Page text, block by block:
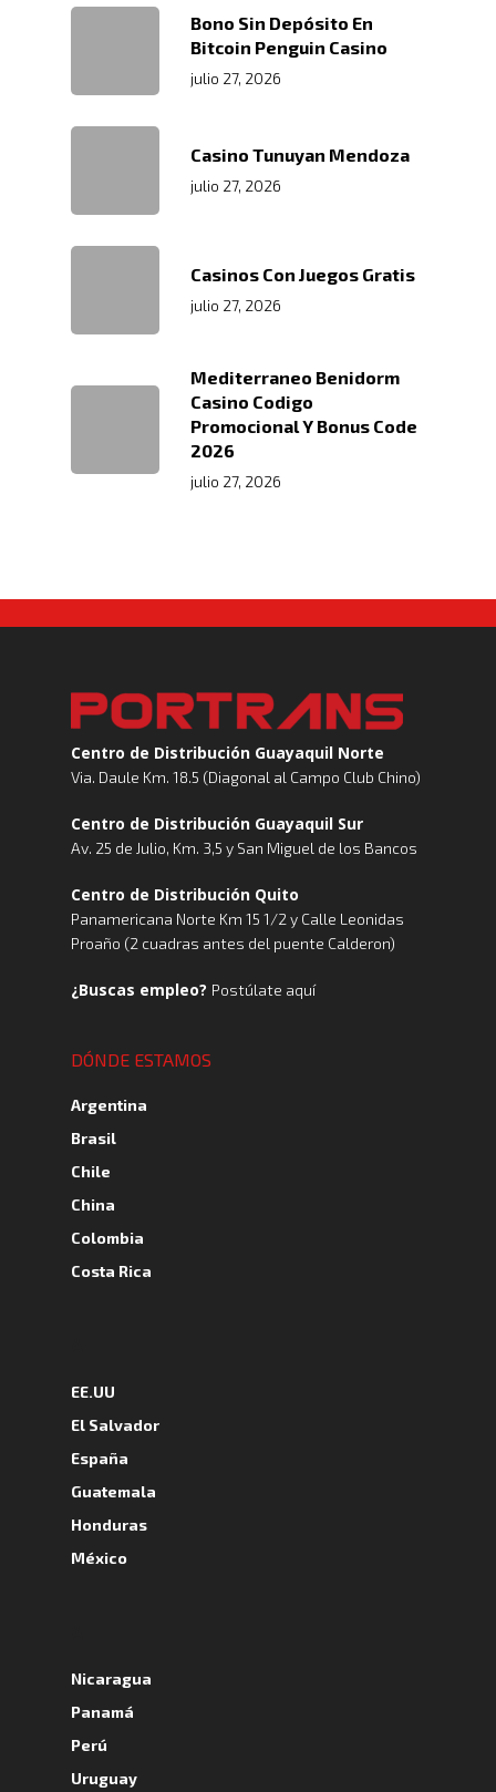
Bono Sin Depósito En
Bitcoin Penguin Casino
julio 27, 2026
Casino Tunuyan Mendoza
julio 27, 2026
Casinos Con Juegos Gratis
julio 27, 2026
Mediterraneo Benidorm
Casino Codigo
Promocional Y Bonus Code
2026
julio 27, 2026
Centro de Distribución Guayaquil Norte
Via. Daule Km. 18.5 (Diagonal al Campo Club Chino)
Centro de Distribución Guayaquil Sur
Av. 25 de Julio, Km. 3,5 y San Miguel de los Bancos
Centro de Distribución Quito
Panamericana Norte Km 15 1/2 y Calle Leonidas
Proaño (2 cuadras antes del puente Calderon)
¿Buscas empleo? Postúlate aquí
DÓNDE ESTAMOS
Argentina
Brasil
Chile
China
Colombia
Costa Rica
EE.UU
El Salvador
España
Guatemala
Honduras
México
Nicaragua
Panamá
Perú
Uruguay
Depósito Comercial
Servicio Aduanal
Acceso A Proveedores
Políticas De Seguridad
Webmail
Trabaja Con
Nosotros